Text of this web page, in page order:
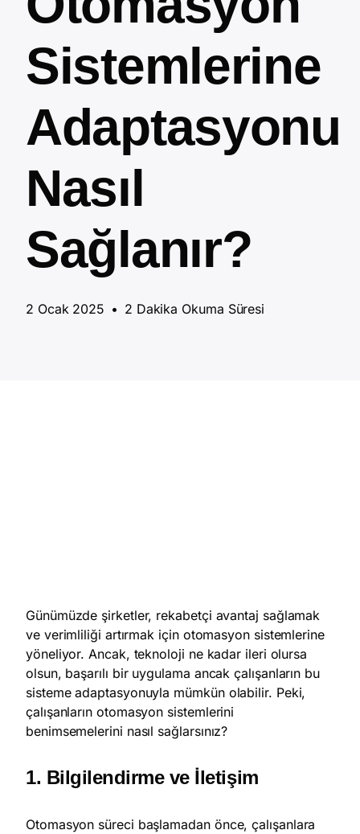
Sistemlerine
Adaptasyonu
Nasıl
Sağlanır?
2 Ocak 2025 • 2 Dakika Okuma Süresi
Günümüzde şirketler, rekabetçi avantaj sağlamak
ve verimliliği artırmak için otomasyon sistemlerine
yöneliyor. Ancak, teknoloji ne kadar ileri olursa
olsun, başarılı bir uygulama ancak çalışanların bu
sisteme adaptasyonuyla mümkün olabilir. Peki,
çalışanların otomasyon sistemlerini
benimsemelerini nasıl sağlarsınız?
1. Bilgilendirme ve İletişim
Otomasyon süreci başlamadan önce, çalışanlara